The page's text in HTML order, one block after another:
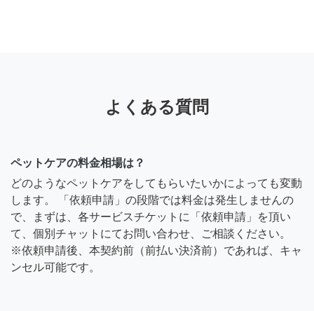
よくある質問
ペットケアの料金相場は？
どのようなペットケアをしてもらいたいかによっても変動
します。 「依頼申請」の段階では料金は発生しませんの
で、まずは、各サービスチケットに「依頼申請」を頂い
て、個別チャットにてお問い合わせ、ご相談ください。
※依頼申請後、本契約前（前払い決済前）であれば、キャ
ンセル可能です。